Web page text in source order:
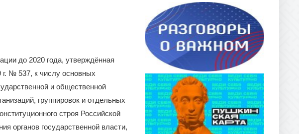
до 2020 года, утверждённая
№ 537, к числу основных
и общественной
группировок и отдельных
строя Российской
органов государственной власти,